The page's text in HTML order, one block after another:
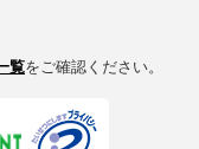
覧をご確認ください。